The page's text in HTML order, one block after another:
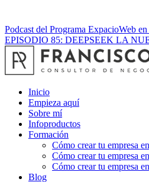
Podcast del Programa ExpacioWeb en
EPISODIO 85: DEEPSEEK LA
Inicio
Empieza aquí
Sobre mí
Infoproductos
Formación
Cómo crear tu empresa
Cómo crear tu empresa
Cómo crear tu empresa
Blog